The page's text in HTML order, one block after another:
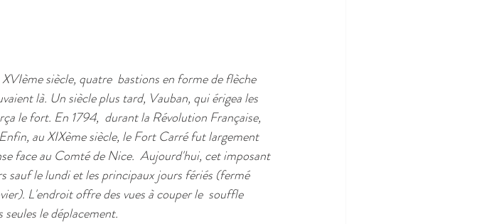
siècle, quatre  bastions en forme de flèche
là. Un siècle plus tard, Vauban, qui érigea les
le fort. En 1794,  durant la Révolution Française,
au XIXème siècle, le Fort Carré fut largement
face au Comté de Nice.  Aujourd'hui, cet imposant
sauf le lundi et les principaux jours fériés (fermé
L'endroit offre des vues à couper le  souffle
seules le déplacement.